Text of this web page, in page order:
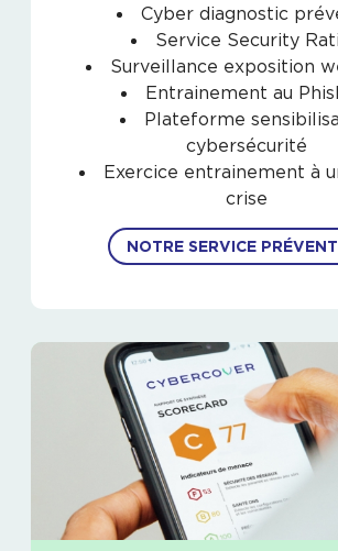
Cyber diagnostic
Service Security
Surveillance exposition
Entrainement au
Plateforme
cybersécurité
Exercice entrainement à
crise
NOTRE SERVICE